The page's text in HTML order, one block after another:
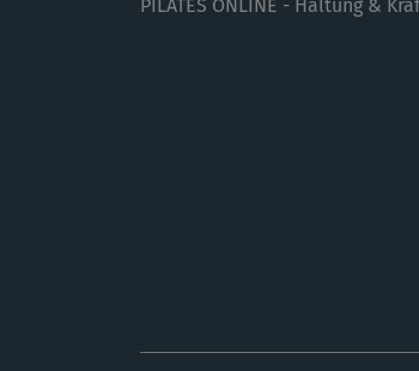
PILATES ONLINE - Haltung &